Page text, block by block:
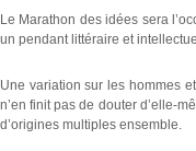
Le Marathon des idées sera
un pendant littéraire et
Une variation sur les hommes
n’en finit pas de douter d’elle-
d’origines multiples ensemble.